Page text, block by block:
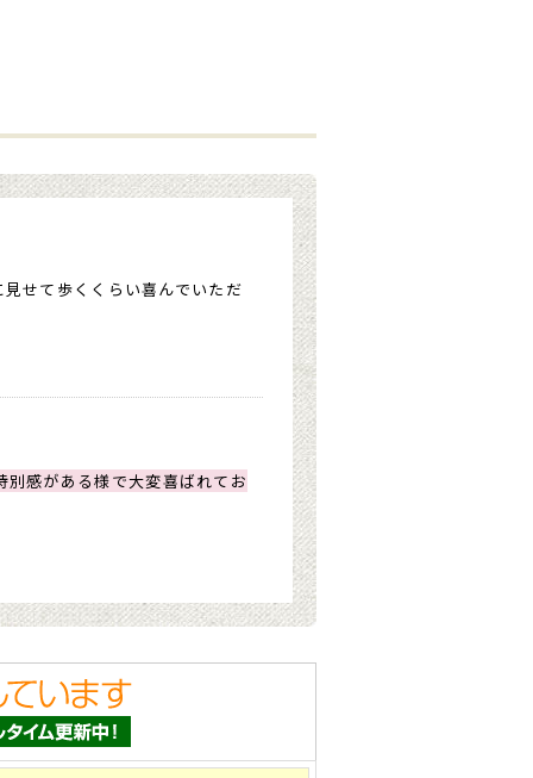
せて歩くくらい喜んでいただ
感がある様で大変喜ばれてお